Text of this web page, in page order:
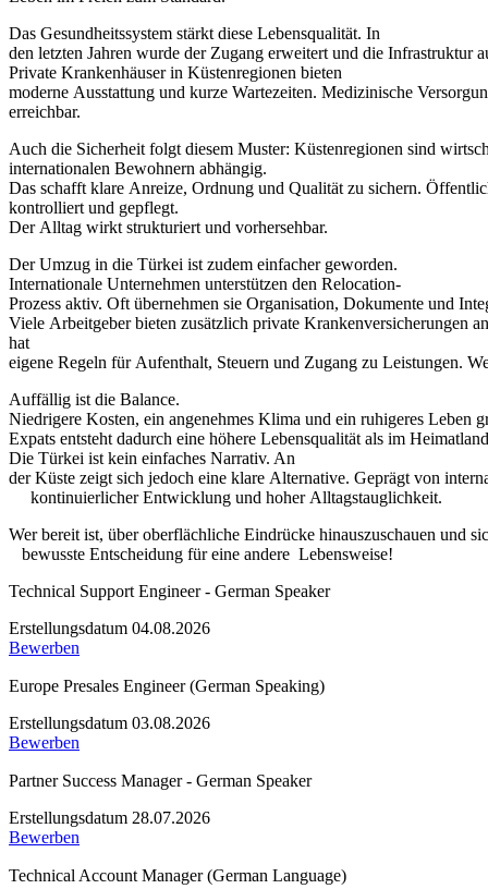
Das Gesundheitssystem stärkt diese Lebensqualität. In
den letzten Jahren wurde der Zugang erweitert und die Infrastruktur
Private Krankenhäuser in Küstenregionen bieten
moderne Ausstattung und kurze Wartezeiten. Medizinische
erreichbar.
Auch die Sicherheit folgt diesem Muster: Küstenregionen sind
internationalen Bewohnern abhängig.
Das schafft klare Anreize, Ordnung und Qualität zu sichern.
kontrolliert und gepflegt.
Der Alltag wirkt strukturiert und vorhersehbar.
Der Umzug in die Türkei ist zudem einfacher geworden.
Internationale Unternehmen unterstützen den Relocation-
Prozess aktiv. Oft übernehmen sie Organisation, Dokumente und
Viele Arbeitgeber bieten zusätzlich private Krankenversicherungen
hat
eigene Regeln für Aufenthalt, Steuern und Zugang zu Leistungen.
Auffällig ist die Balance.
Niedrigere Kosten, ein angenehmes Klima und ein ruhigeres Leben
Expats entsteht dadurch eine höhere Lebensqualität als im
Die Türkei ist kein einfaches Narrativ. An
der Küste zeigt sich jedoch eine klare Alternative. Geprägt von
kontinuierlicher Entwicklung und hoher Alltagstauglichkeit.
Wer bereit ist, über oberflächliche Eindrücke hinauszuschauen und
bewusste Entscheidung für eine andere Lebensweise!
Technical Support Engineer - German Speaker
Erstellungsdatum 04.08.2026
Bewerben
Europe Presales Engineer (German Speaking)
Erstellungsdatum 03.08.2026
Bewerben
Partner Success Manager - German Speaker
Erstellungsdatum 28.07.2026
Bewerben
Technical Account Manager (German Language)